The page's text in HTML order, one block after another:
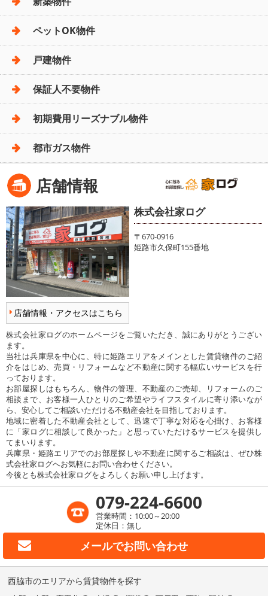
ペットOK物件
戸建物件
保証人不要物件
初期費用リーズナブル物件
都市ガス物件
店舗情報
店舗情報・アクセスはこちら
株式会社家ログ
〒670-0916
姫路市久保町155番地
株式会社家ログのホームページをご覧いただき、誠にありがとうござい
ます。
当社は兵庫県を中心に、特に姫路エリアをメインとした賃貸物件のご紹
介をはじめ、売買・リフォームなど不動産に関する幅広いサービスを行
っております。
お部屋探しはもちろん、物件の管理、不動産のご売却、リフォームのご
相談まで、お客様一人ひとりのご希望やライフスタイルに寄り添いなが
ら、安心してご相談いただける不動産会社を目指しております。
地域に密着した不動産会社として、迅速で丁寧な対応を心掛け、お客様
に「家ログに相談して良かった」と思っていただけるサービスを提供し
てまいります。
兵庫県・姫路エリアでのお部屋探しや不動産に関するご相談は、ぜひ株
式会社家ログへお気軽にお問い合わせください。
今後とも株式会社家ログをよろしくお願い申し上げます。
079-224-6600
営業時間：10:00～20:00
定休日：無し
メールでお問い合わせ
西脇市のエリアから賃貸物件を探す